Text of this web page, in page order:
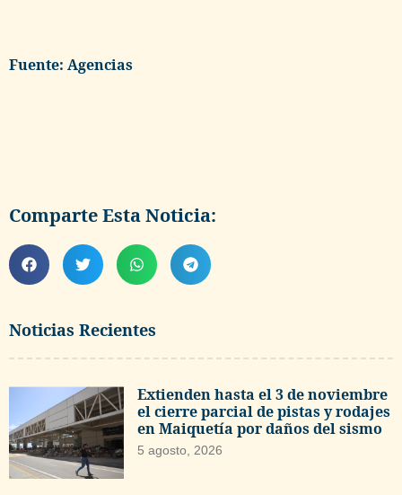
Noticias Recientes
Extienden hasta el 3 de noviembre
el cierre parcial de pistas y rodajes
en Maiquetía por daños del sismo
5 agosto, 2026
Fuente: Agencias
Comparte Esta Noticia: